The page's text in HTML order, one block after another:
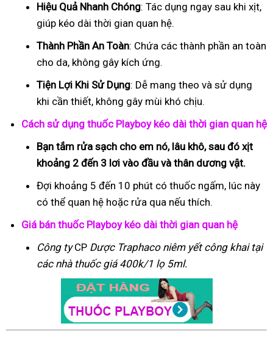
Hiệu Quả Nhanh Chóng: Tác dụng ngay sau khi xịt,
giúp kéo dài thời gian quan hệ.
Thành Phần An Toàn: Chứa các thành phần an toàn
cho da, không gây kích ứng.
Tiện Lợi Khi Sử Dụng: Dễ mang theo và sử dụng
khi cần thiết, không gây mùi khó chịu.
Cách sử dụng thuốc Playboy kéo dài thời gian quan hệ
Bạn tắm rửa sạch cho em nó, lâu khô, sau đó xịt
khoảng 2 đến 3 lơi vào đầu và thân dương vật.
Đợi khoảng 5 đến 10 phút có thuốc ngấm, lúc này
có thể quan hệ hoặc rửa qua nếu thích.
Giá bán thuốc Playboy kéo dài thời gian quan hệ
Công tyCP Dược Traphaconiêm yết công khai tại
các nhà thuốc giá 400k/1 lọ 5ml.